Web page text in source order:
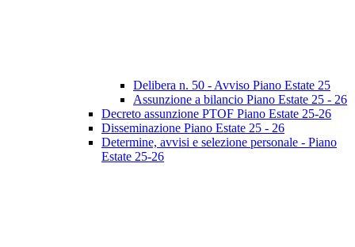
Delibera n. 50 - Avviso Piano Estate 25
Assunzione a bilancio Piano Estate 25 - 26
Decreto assunzione PTOF Piano Estate 25-26
Disseminazione Piano Estate 25 - 26
Determine, avvisi e selezione personale - Piano
Estate 25-26